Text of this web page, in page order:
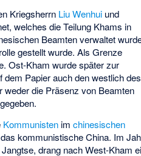
Kriegsherrn Liu Wenhui und
welches die Teilung Khams in
Beamten verwaltet
gestellt wurde. Als Grenze
Ost-Kham wurde später zur
dem Papier auch den westlich des
weder die Präsenz von Beamten
Kommunisten imchinesischen
kommunistische China. Im
drang nach West-Kham